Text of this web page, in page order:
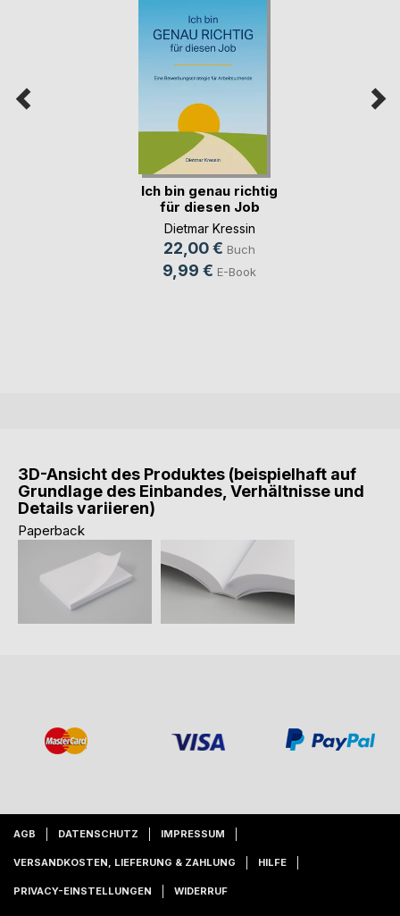
Ich bin genau richtig
für diesen Job
Dietmar Kressin
22,00 € Buch
9,99 € E-Book
3D-Ansicht des Produktes (beispielhaft auf
Grundlage des Einbandes, Verhältnisse und
Details variieren)
Paperback
AGB DATENSCHUTZ IMPRESSUM
VERSANDKOSTEN, LIEFERUNG & ZAHLUNG HILFE
PRIVACY-EINSTELLUNGEN WIDERRUF